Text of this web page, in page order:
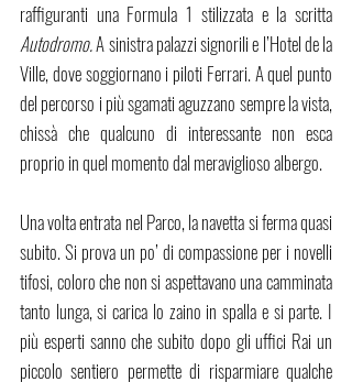
Autodromo. A sinistra palazzi signorili e l’Hotel de la
Ville, dove soggiornano i piloti Ferrari. A quel punto
del percorso i più sgamati aguzzano sempre la vista,
chissà che qualcuno di interessante non esca
proprio in quel momento dal meraviglioso albergo.
Una volta entrata nel Parco, la navetta si ferma quasi
subito. Si prova un po’ di compassione per i novelli
tifosi, coloro che non si aspettavano una camminata
tanto lunga, si carica lo zaino in spalla e si parte. I
più esperti sanno che subito dopo gli uffici Rai un
piccolo sentiero permette di risparmiare qualche